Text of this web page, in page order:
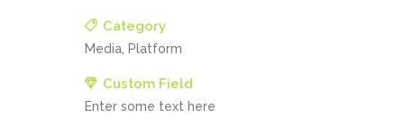
Category
Media, Platform
Custom Field
Enter some text here